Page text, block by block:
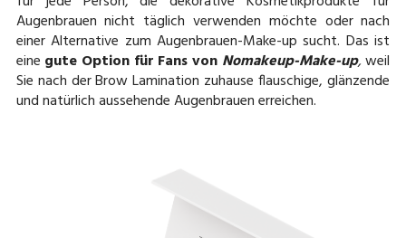
Augenbrauen nicht täglich verwenden möchte oder nach
einer Alternative zum Augenbrauen-Make-up sucht. Das ist
eine gute Option für Fans von Nomakeup-Make-up,weil
Sie nach der Brow Lamination zuhause flauschige, glänzende
und natürlich aussehende Augenbrauen erreichen.